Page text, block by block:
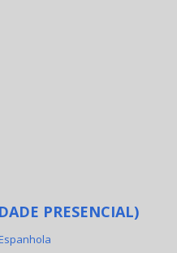
PRESENCIAL)